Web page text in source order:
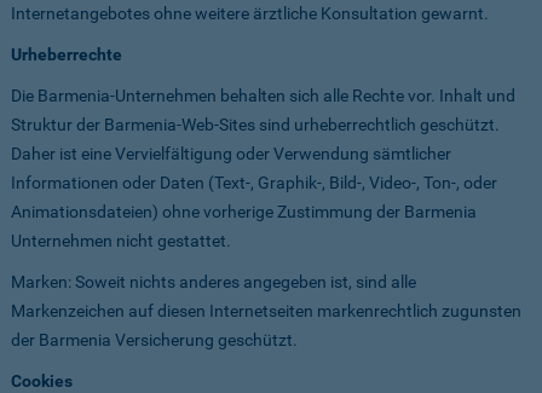
Internetangebotes ohne weitere ärztliche Konsultation gewarnt.
Urheberrechte
Die Barmenia-Unternehmen behalten sich alle Rechte vor. Inhalt und
Struktur der Barmenia-Web-Sites sind urheberrechtlich geschützt.
Daher ist eine Vervielfältigung oder Verwendung sämtlicher
Informationen oder Daten (Text-, Graphik-, Bild-, Video-, Ton-, oder
Animationsdateien) ohne vorherige Zustimmung der Barmenia
Unternehmen nicht gestattet.
Marken: Soweit nichts anderes angegeben ist, sind alle
Markenzeichen auf diesen Internetseiten markenrechtlich zugunsten
der Barmenia Versicherung geschützt.
Cookies